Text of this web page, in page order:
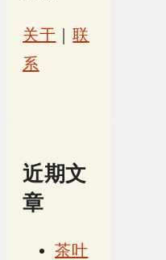
关于 ｜联
系
近期文
章
茶叶